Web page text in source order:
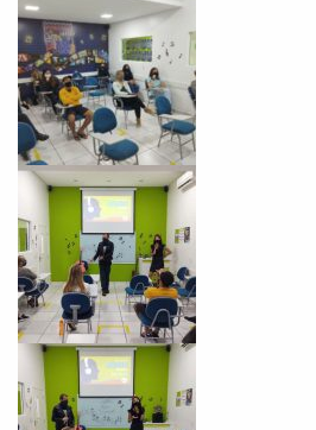
Preencha com seus
já vamos te colocar
Você é aluno inFlux?
Sim